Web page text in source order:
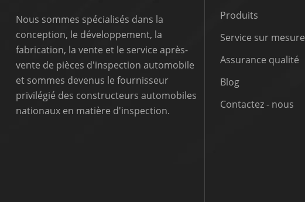
Nous sommes spécialisés dans la
conception, le développement, la
fabrication, la vente et le service après-
vente de pièces d'inspection automobile
et sommes devenus le fournisseur
privilégié des constructeurs automobiles
nationaux en matière d'inspection.
Produits
Service sur mesure
Assurance qualité
Blog
Contactez - nous